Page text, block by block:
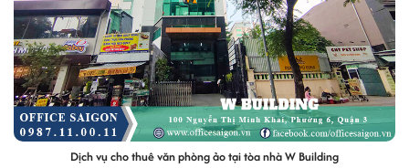
Dịch vụ cho thuê văn phòng ảo tại tòa nhà W Building